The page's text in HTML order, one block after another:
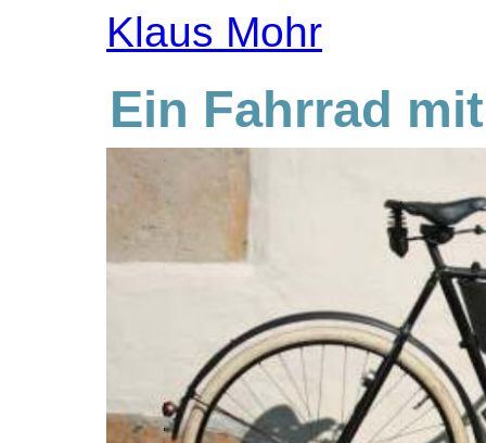
Klaus Mohr
Ein Fahrrad